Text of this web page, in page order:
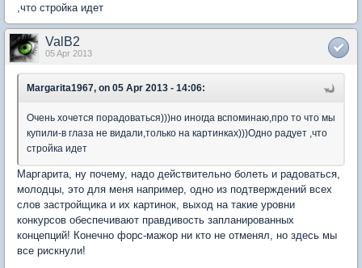
,что стройка идет
ValB2
05 Apr 2013
Margarita1967, on 05 Apr 2013 - 14:06:
Очень хочется порадоваться)))но иногда вспоминаю,про то что мы
купили-в глаза не видали,только на картинках)))Одно радует ,что
стройка идет
Маргарита, ну почему, надо действительно болеть и радоваться,
молодцы, это для меня например, одно из подтверждений всех
слов застройщика и их картинок, выход на такие уровни
конкурсов обеспечивают правдивость запланированных
концепций! Конечно форс-мажор ни кто не отменял, но здесь мы
все рискнули!